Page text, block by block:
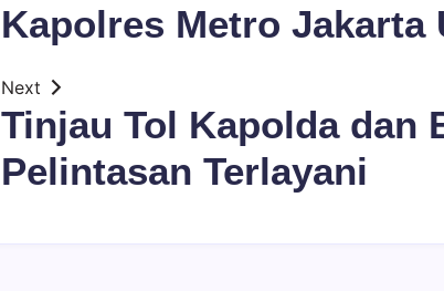
Kapolres Metro Jakarta
Next
Tinjau Tol Kapolda dan
Pelintasan Terlayani